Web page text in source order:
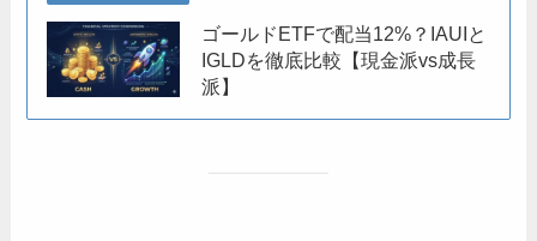
ゴールドETFで配当12%？IAUIと
IGLDを徹底比較【現金派vs成長
派】